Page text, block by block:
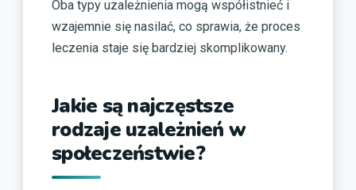
Oba typy uzależnienia mogą współistnieć i
wzajemnie się nasilać, co sprawia, że proces
leczenia staje się bardziej skomplikowany.
Jakie są najczęstsze
rodzaje uzależnień w
społeczeństwie?